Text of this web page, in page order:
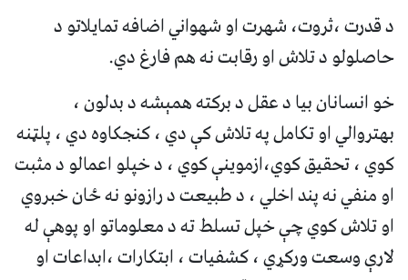
د قدرت ،ثروت، شهرت او شهواني اضافه تمايلاتو د
حاصلولو د تلاش او رقابت نه هم فارغ دي.
خو انسانان بيا د عقل د برکته همېشه د بدلون ،
بهتروالي او تکامل په تلاش کې دي ، کنجکاوه دي ، پلټنه
کوي ، تحقيق کوي،ازموينې کوي ، د خپلو اعمالو د مثبت
او منفي نه پند اخلي ، د طبيعت د رازونو نه ځان خبروي
او تلاش کوي چې خپل تسلط ته د معلوماتو او پوهې له
لارې وسعت ورکړي ، کشفيات ، ابتکارات ،ابداعات او